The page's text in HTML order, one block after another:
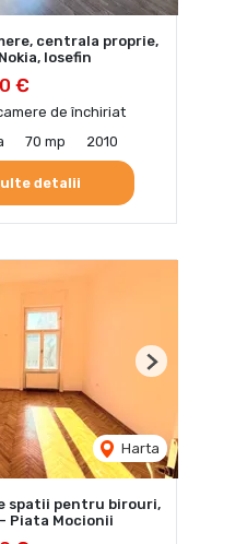
centrala proprie,
Iosefin
€
de închiriat
70 mp 2010
detalii
Harta
Next
spatii pentru birouri,
Piata Mocionii